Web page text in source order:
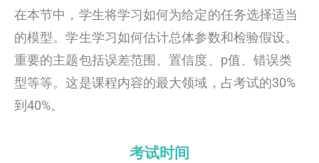
在本节中，学生将学习如何为给定的任务选择适当
的模型。学生学习如何估计总体参数和检验假设。
重要的主题包括误差范围、置信度、p值、错误类
型等等。这是课程内容的最大领域，占考试的30%
到40%。
考试时间